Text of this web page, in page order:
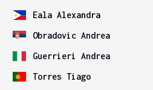
Eala Alexandra
Obradovic Andrea
Guerrieri Andrea
Torres Tiago